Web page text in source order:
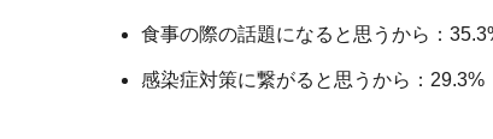
食事の際の話題になると思うから：
感染症対策に繋がると思うから：29.3%